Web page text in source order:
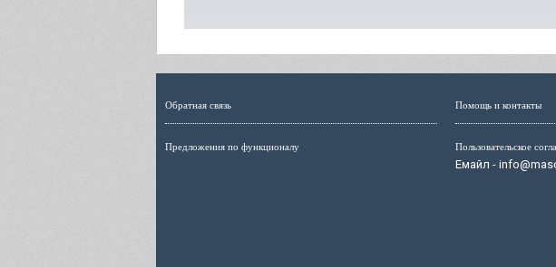
Обратная связь
Предложения по функционалу
Помощь и контакты
Пользовательское
Емайл -